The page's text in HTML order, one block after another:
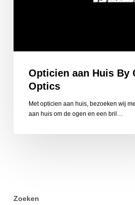
Opticien aan Huis By
Optics
Met opticien aan huis, bezoeken wij
aan huis om de ogen en een bril…
Zoeken